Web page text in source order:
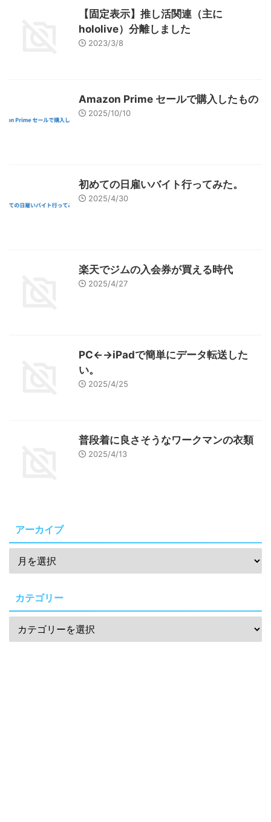
【固定表示】推し活関連（主に
hololive）分離しました
2023/3/8
Amazon Prime セールで購入したもの
2025/10/10
初めての日雇いバイト行ってみた。
2025/4/30
楽天でジムの入会券が買える時代
2025/4/27
PC←→iPadで簡単にデータ転送した
い。
2025/4/25
普段着に良さそうなワークマンの衣類
2025/4/13
アーカイブ
カテゴリー